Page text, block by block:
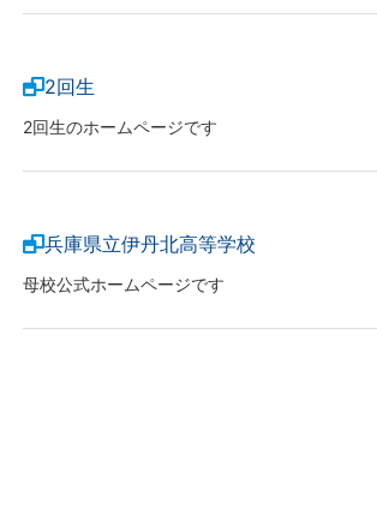
2回生
2回生のホームページです
兵庫県立伊丹北高等学校
母校公式ホームページです